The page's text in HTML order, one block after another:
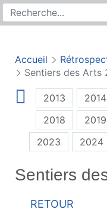
Recherche sur
Rechercher
Accueil
Sentiers des Arts
2013 2014
2018
2019
2023
2024
Sentiers
Retour